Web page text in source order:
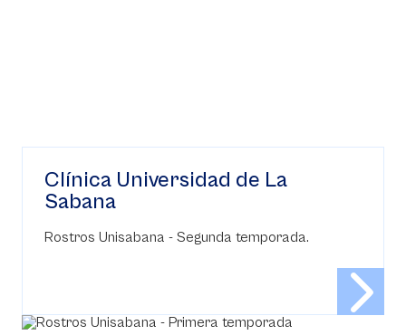
Clínica Universidad de La
Sabana
Rostros Unisabana - Segunda temporada.